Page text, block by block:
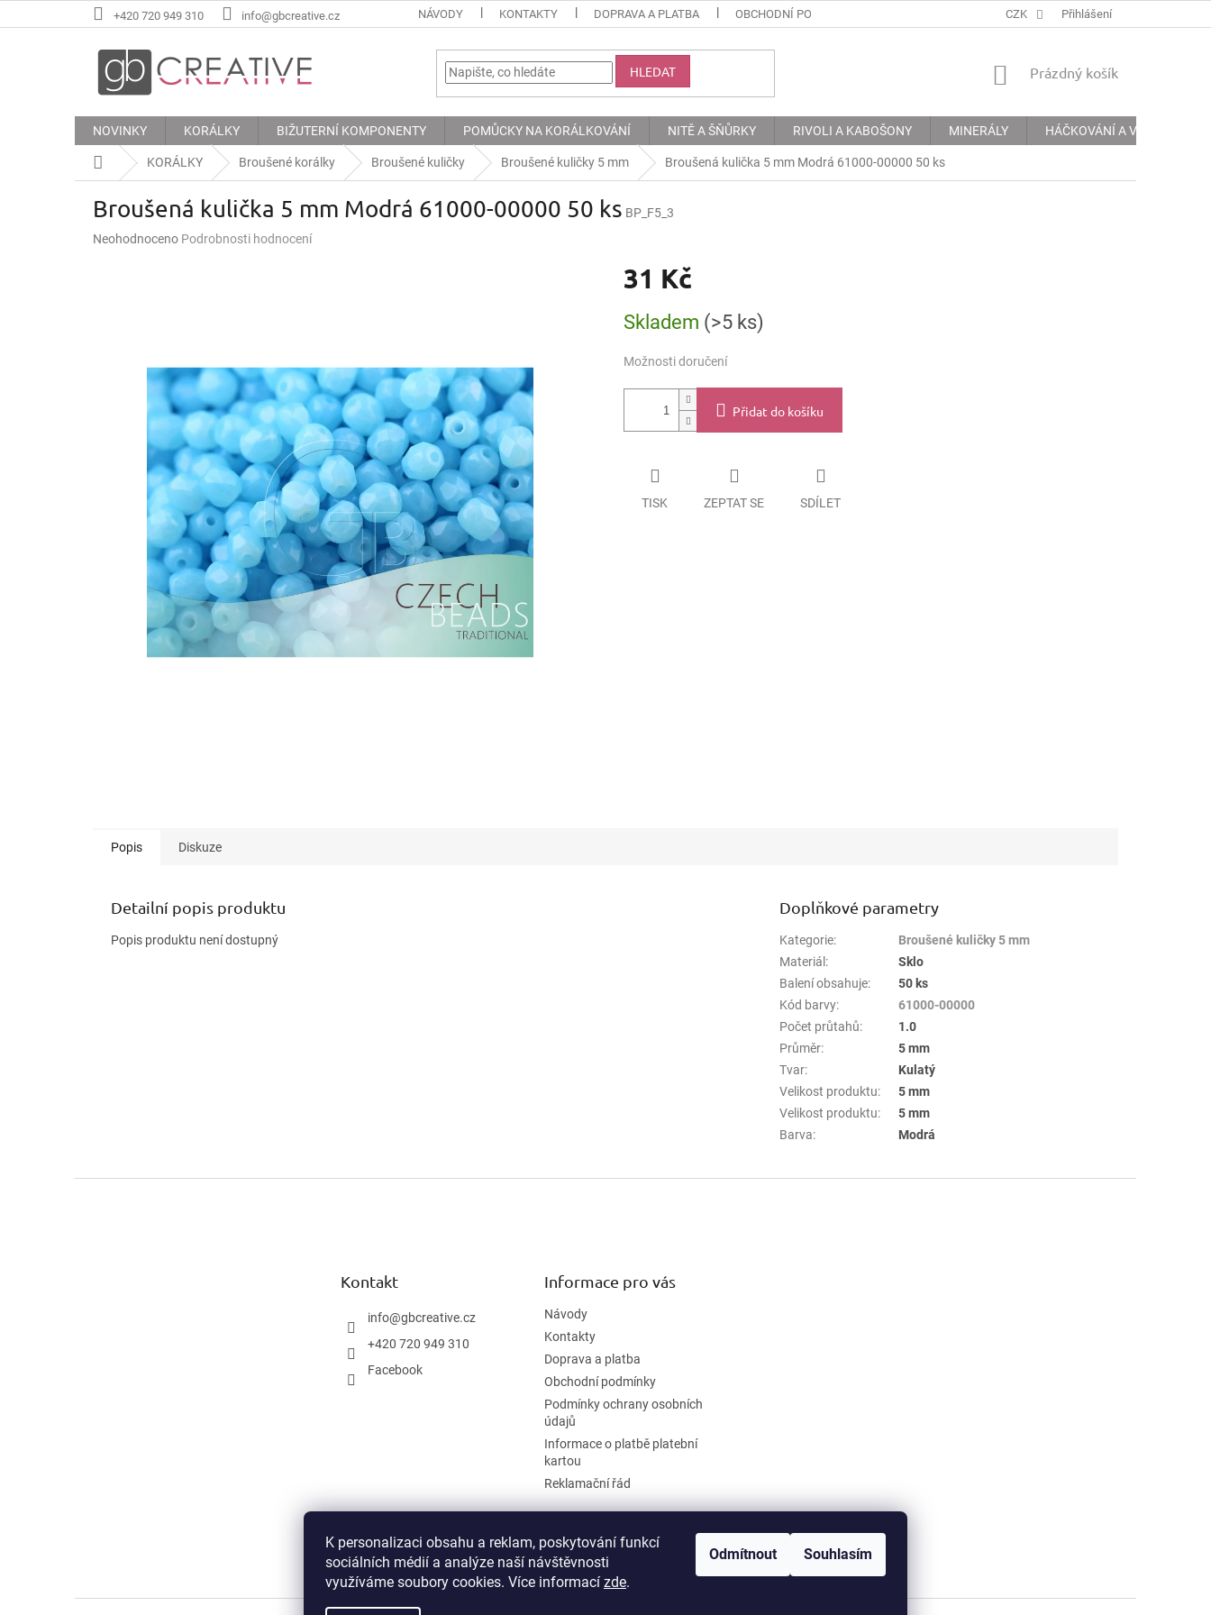
K personalizaci obsahu a reklam, poskytování funkcí
sociálních médií a analýze naší návštěvnosti
využíváme soubory cookies. Více informací zde.
Odmítnout Souhlasím
na
+420 720 949 310 info@gbcreative.cz NÁVODY KONTAKTY DOPRAVA A PLATBA OBCHODNÍ PODMÍNKY PODMÍNKY OCHRANY OSOBNÍCH ÚDAJŮ
CZK Přihlášení
HLEDAT
NÁKUPNÍ
Prázdný košík
NOVINKY KORÁLKY BIŽUTERNÍ KOMPONENTY POMŮCKY NA KORÁLKOVÁNÍ NITĚ A ŠŇŮRKY RIVOLI A KABOŠONY MINERÁLY HÁČKOVÁNÍ A VYŠÍVÁNÍ
Domů KORÁLKY Broušené korálky Broušené kuličky Broušené kuličky 5 mm Broušená kulička 5 mm Modrá 61000-00000 50 ks
Broušená kulička 5 mm Modrá 61000-00000 50 ks BP_F5_3
Průměrné
Neohodnoceno Podrobnosti hodnocení
31 Kč
cena:
Skladem (>5 ks)
Možnosti doručení
Přidat do košíku
TISK ZEPTAT SE SDÍLET
Popis Diskuze
Detailní popis produktu
Popis produktu není dostupný
Doplňkové parametry
Kategorie:
Broušené kuličky 5 mm
Materiál :
Sklo
Balení obsahuje:
50 ks
Kód barvy:
61000-00000
Počet průtahů:
1.0
Průměr:
5 mm
Tvar:
Kulatý
Velikost produktu:
5 mm
Velikost produktu:
5 mm
Barva: Modrá
Kontakt
info@gbcreative.cz
+420 720 949 310
Facebook
Informace pro vás
Návody
Kontakty
Doprava a platba
Obchodní podmínky
Podmínky ochrany osobních
údajů
Informace o platbě platební
kartou
Reklamační řád